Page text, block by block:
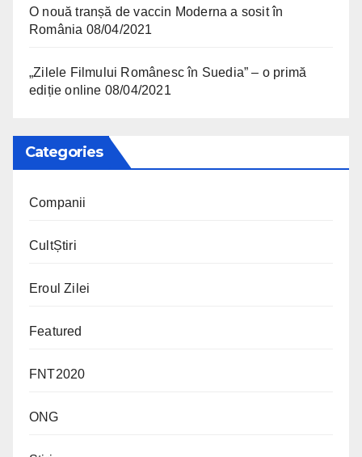
O nouă tranșă de vaccin Moderna a sosit în
România 08/04/2021
„Zilele Filmului Românesc în Suedia” – o primă
ediție online 08/04/2021
Categories
Companii
CultȘtiri
Eroul Zilei
Featured
FNT2020
ONG